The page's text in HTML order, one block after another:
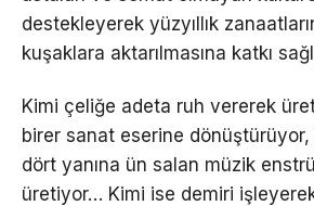
destekleyerek yüzyıllık
kuşaklara aktarılmasına katkı
Kimi çeliğe adeta ruh vererek
birer sanat eserine dönüştürüyor,
dört yanına ün salan müzik
üretiyor… Kimi ise demiri